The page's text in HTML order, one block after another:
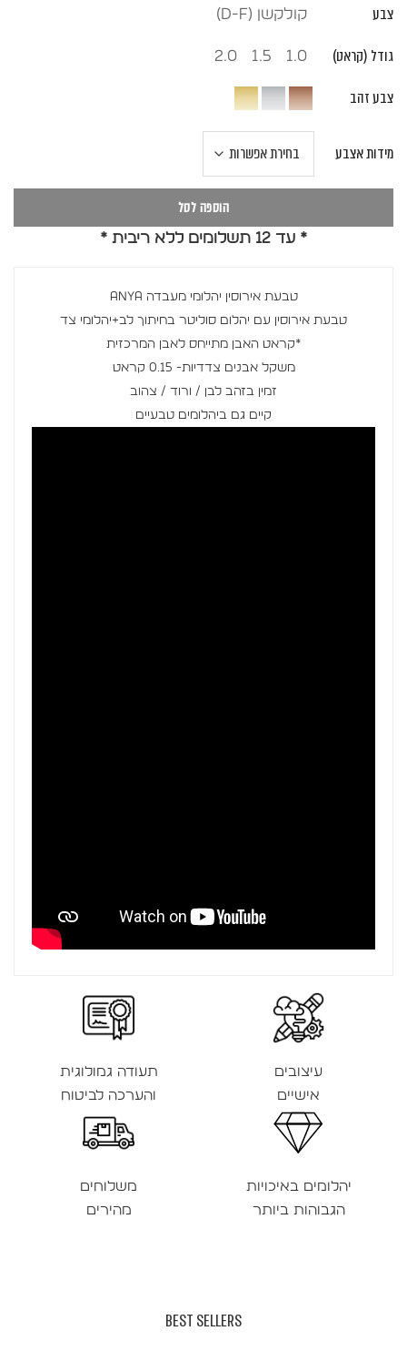
עד
צבע קולקשן (D-F)
גודל (קראט) 1.0
1.5
2.0
צבע זהב
מידות אצבע
הוספה לסל
* עד 12 תשלומים ללא ריבית *
טבעת אירוסין יהלומי מעבדה ANYA
טבעת אירוסין עם יהלום סוליטר בחיתוך לב+יהלומי צד
*קראט האבן מתייחס לאבן המרכזית
משקל אבנים צדדיות- 0.15 קראט
זמין בזהב לבן / ורוד / צהוב
קיים גם ביהלומים טבעיים
עיצובים
אישיים
תעודה גמולוגית
והערכה לביטוח
יהלומים באיכויות
הגבוהות ביותר
משלוחים
מהירים
BEST SELLERS